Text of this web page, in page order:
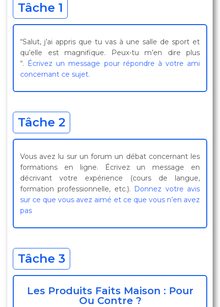
Tâche 1
“Salut, j’ai appris que tu vas à une salle de sport et
qu’elle est magnifique. Peux-tu m’en dire plus
“. Écrivez un message pour répondre à votre ami
concernant ce sujet.
Tâche 2
Vous avez lu sur un forum un débat concernant les
formations en ligne. Écrivez un message en
décrivant votre expérience (cours de langue,
formation professionnelle, etc.). Donnez votre avis
sur ce que vous avez aimé et ce que vous n’en avez
pas
Tâche 3
Les Produits Faits Maison : Pour
Ou Contre ?